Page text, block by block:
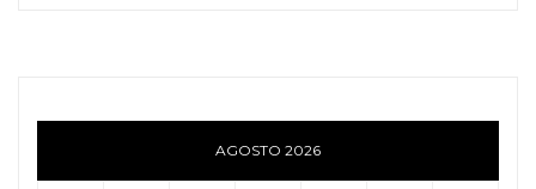
AGOSTO 2026